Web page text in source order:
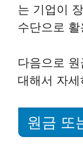
는 기업이
수단으로
다음으로
대해서 자
원금 또